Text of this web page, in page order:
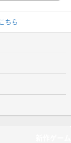
ちら